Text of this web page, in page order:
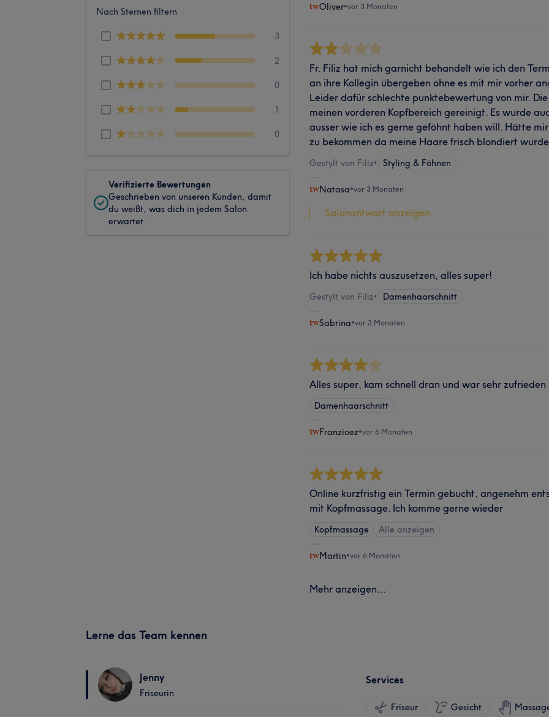
Nach Sternen filtern
3
2
0
1
0
Verifizierte Bewertungen
Geschrieben von unseren Kunden, damit
du weißt, was dich in jedem Salon
erwartet.
Oliver•vor 3 Monaten
Fr. Filiz hat mich garnicht behandelt wie ich den
an ihre Kollegin übergeben ohne es mit mir vorher
Leider dafür schlechte punktebewertung von mir.
meinen vorderen Kopfbereich gereinigt. Es wurde
ausser wie ich es gerne geföhnt haben will. Hätte
zu bekommen da meine Haare frisch blondiert
Gestylt von Filiz• Styling & Föhnen
Natasa•vor 3 Monaten
Salonantwort anzeigen
Ich habe nichts auszusetzen, alles super!
Gestylt von Filiz• Damenhaarschnitt
Sabrina•vor 3 Monaten
Alles super, kam schnell dran und war sehr zufrieden
Damenhaarschnitt
Franzioez•vor 6 Monaten
Online kurzfristig ein Termin gebucht, angenehm
mit Kopfmassage. Ich komme gerne wieder
Kopfmassage Alle anzeigen
Martin•vor 6 Monaten
Mehr anzeigen...
Lerne das Team kennen
Jenny
Friseurin
Services
Friseur Gesicht